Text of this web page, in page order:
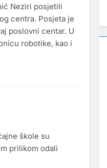
Neziri posjetili
centra. Posjeta je
poslovni centar. U
robotike, kao i
škole su
prilikom odali